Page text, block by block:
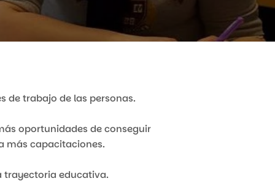
de trabajo de las personas.
oportunidades de conseguir
más capacitaciones.
trayectoria educativa.